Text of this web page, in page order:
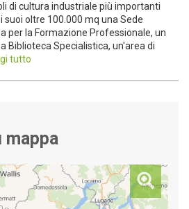
di cultura industriale più importanti
suoi oltre 100.000 mq una Sede
per la Formazione Professionale, un
Biblioteca Specialistica, un'area di
tutto
mappa